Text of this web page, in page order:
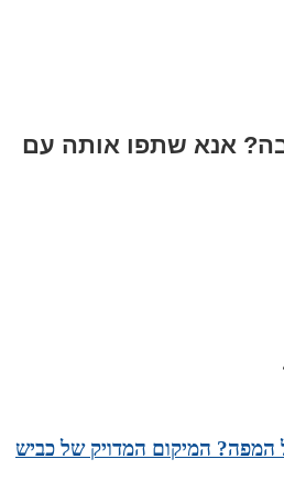
אנא שתפו אותה עם
נמצא על המפה? המיקום המדויק של כביש